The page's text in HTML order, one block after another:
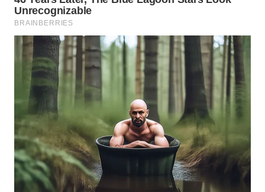
WN
SUKABUMI
WN
PURWAKARTA
WN
PRIANGAN
TIMUR
WN
SEMARANG